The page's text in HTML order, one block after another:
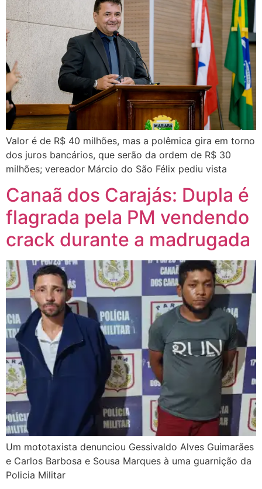
Valor é de R$ 40 milhões, mas a polêmica gira em torno
dos juros bancários, que serão da ordem de R$ 30
milhões; vereador Márcio do São Félix pediu vista
Canaã dos Carajás: Dupla é
flagrada pela PM vendendo
crack durante a madrugada
Um mototaxista denunciou Gessivaldo Alves Guimarães
e Carlos Barbosa e Sousa Marques à uma guarnição da
Policia Militar